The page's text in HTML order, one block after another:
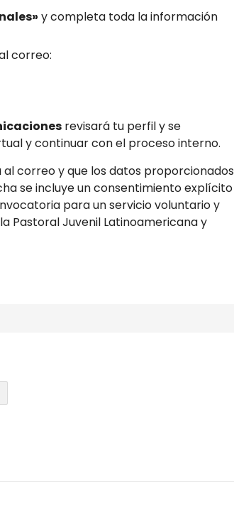
y completa toda la información
correo:
revisará tu perfil y se
y continuar con el proceso interno.
correo y que los datos proporcionados
se incluye un consentimiento explícito
para un servicio voluntario y
Pastoral Juvenil Latinoamericana y